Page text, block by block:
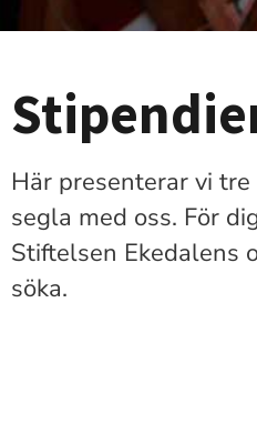
Här presenterar vi
segla med oss. För
Stiftelsen Ekedalens
söka.